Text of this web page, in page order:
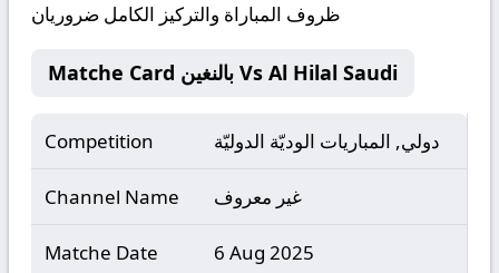
ظروف المباراة والتركيز الكامل ضروريان
Matche Card بالنغين Vs Al Hilal Saudi
Competition دولي, المباريات الوديّة الدوليّة
Channel Name غير معروف
Matche Date 6 Aug 2025